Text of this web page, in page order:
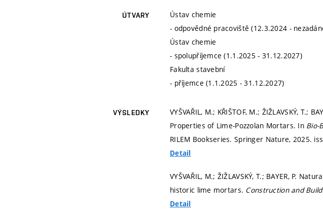
ÚTVARY
Ústav chemie
- odpovědné pracoviště (12.3.2024 -
Ústav chemie
- spolupříjemce (1.1.2025 - 31.12.2027)
Fakulta stavební
- příjemce (1.1.2025 - 31.12.2027)
VÝSLEDKY
VYŠVAŘIL, M.; KŘIŠTOF, M.; ŽIŽLAVSKÝ,
Properties of Lime-Pozzolan Mortars. In Bio-
RILEM Bookseries. Springer Nature, 2025.
Detail
VYŠVAŘIL, M.; ŽIŽLAVSKÝ, T.; BAYER, P.
historic lime mortars. Construction and
Detail